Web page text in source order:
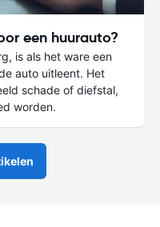
een huurauto?
is als het ware een
auto uitleent. Het
schade of diefstal,
worden.